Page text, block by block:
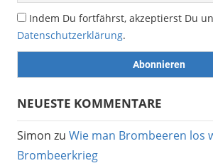
Indem Du fortfährst, akzeptierst Du
Datenschutzerklärung.
NEUESTE KOMMENTARE
Simon zu Wie man Brombeeren los
Brombeerkrieg